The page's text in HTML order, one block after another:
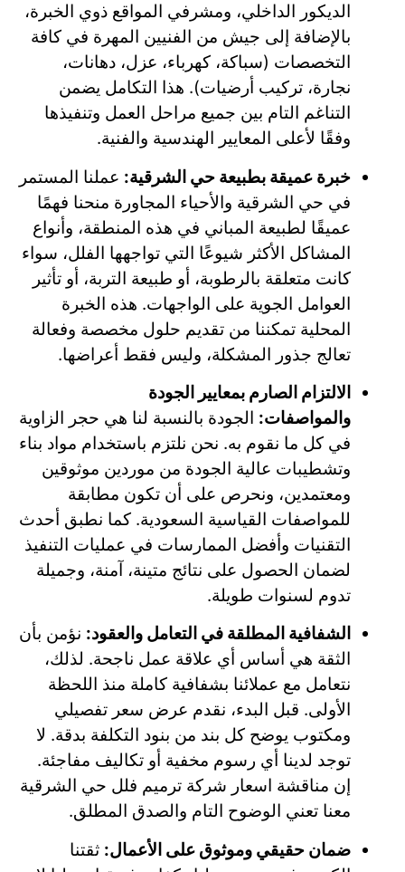
الديكور الداخلي، ومشرفي المواقع ذوي الخبرة،
بالإضافة إلى جيش من الفنيين المهرة في كافة
التخصصات (سباكة، كهرباء، عزل، دهانات،
نجارة، تركيب أرضيات). هذا التكامل يضمن
التناغم التام بين جميع مراحل العمل وتنفيذها
وفقًا لأعلى المعايير الهندسية والفنية.
خبرة عميقة بطبيعة حي الشرقية: عملنا المستمر
في حي الشرقية والأحياء المجاورة منحنا فهمًا
عميقًا لطبيعة المباني في هذه المنطقة، وأنواع
المشاكل الأكثر شيوعًا التي تواجهها الفلل، سواء
كانت متعلقة بالرطوبة، أو طبيعة التربة، أو تأثير
العوامل الجوية على الواجهات. هذه الخبرة
المحلية تمكننا من تقديم حلول مخصصة وفعالة
تعالج جذور المشكلة، وليس فقط أعراضها.
الالتزام الصارم بمعايير الجودة
والمواصفات: الجودة بالنسبة لنا هي حجر الزاوية
في كل ما نقوم به. نحن نلتزم باستخدام مواد بناء
وتشطيبات عالية الجودة من موردين موثوقين
ومعتمدين، ونحرص على أن تكون مطابقة
للمواصفات القياسية السعودية. كما نطبق أحدث
التقنيات وأفضل الممارسات في عمليات التنفيذ
لضمان الحصول على نتائج متينة، آمنة، وجميلة
تدوم لسنوات طويلة.
الشفافية المطلقة في التعامل والعقود: نؤمن بأن
الثقة هي أساس أي علاقة عمل ناجحة. لذلك،
نتعامل مع عملائنا بشفافية كاملة منذ اللحظة
الأولى. قبل البدء، نقدم عرض سعر تفصيلي
ومكتوب يوضح كل بند من بنود التكلفة بدقة. لا
توجد لدينا أي رسوم مخفية أو تكاليف مفاجئة.
إن مناقشة اسعار شركة ترميم فلل حي الشرقية
معنا تعني الوضوح التام والصدق المطلق.
ضمان حقيقي وموثوق على الأعمال: ثقتنا